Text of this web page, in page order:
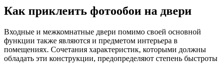
Как приклеить фотообои на двери
Входные и межкомнатные двери помимо своей основной
функции также являются и предметом интерьера в
помещениях. Сочетания характеристик, которыми должны
обладать эти конструкции, предопределяют степень быстроты